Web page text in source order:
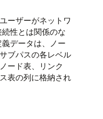
ーザーがネットワ
性とは関係のな
データは、ノー
ブパスの各レベル
ード表、リンク
表の列に格納され